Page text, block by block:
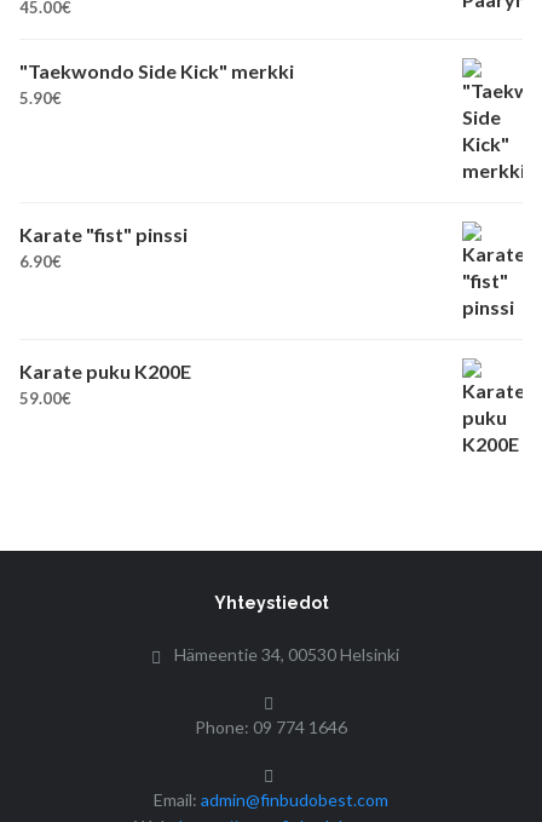
45.00€
"Taekwondo Side Kick" merkki
5.90€
Karate "fist" pinssi
6.90€
Karate puku K200E
59.00€
Yhteystiedot
Hämeentie 34, 00530 Helsinki
Phone: 09 774 1646
Email: admin@finbudobest.com